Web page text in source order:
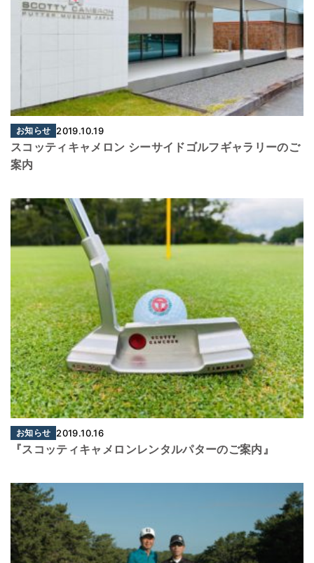
お知らせ 2019.10.19
スコッティキャメロン シーサイドゴルフギャラリーのご
案内
お知らせ 2019.10.16
『スコッティキャメロンレンタルパターのご案内』